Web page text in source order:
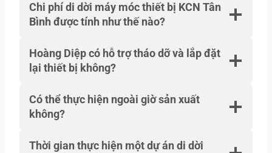
Chi phí di dời máy móc thiết bị KCN Tân
Bình được tính như thế nào?
Hoàng Diệp có hỗ trợ tháo dỡ và lắp đặt
lại thiết bị không?
Có thể thực hiện ngoài giờ sản xuất
không?
Thời gian thực hiện một dự án di dời